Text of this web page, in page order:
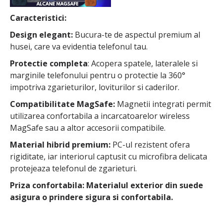
Caracteristici:
Design elegant: Bucura-te de aspectul premium al
husei, care va evidentia telefonul tau.
Protectie completa: Acopera spatele, lateralele si
marginile telefonului pentru o protectie la 360°
impotriva zgarieturilor, loviturilor si caderilor.
Compatibilitate MagSafe: Magnetii integrati permit
utilizarea confortabila a incarcatoarelor wireless
MagSafe sau a altor accesorii compatibile.
Material hibrid premium: PC-ul rezistent ofera
rigiditate, iar interiorul captusit cu microfibra delicata
protejeaza telefonul de zgarieturi.
Priza confortabila: Materialul exterior din suede
asigura o prindere sigura si confortabila.